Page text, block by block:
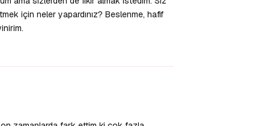
için neler yapardınız? Beslenme, hafif